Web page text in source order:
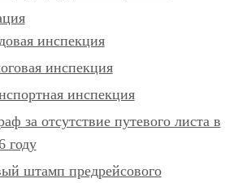
инспекция
инспекция
инспекция
за отсутствие путевого листа в
году
штамп предрейсового